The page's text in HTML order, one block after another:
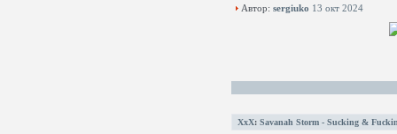
Автор: sergiuko 13 окт 2024
XxX: Savanah Storm - Sucking &